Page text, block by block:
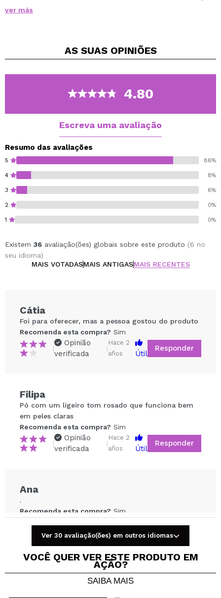
Elimine o brilho e matifique a sua pele com estes pós
fixadores.
Modo de Usar: Aplicar o pó no rosto para fixar
áreas mais oleosas do rosto.
ver más
AS SUAS OPINIÕES
4.80
Escreva uma avaliação
Resumo das avaliações
5 86%
4 8%
3 6%
2 0%
1 0%
Existem 36 avaliação(ões) globais sobre este produto (6 no
seu idioma)
MAIS VOTADASMAIS ANTIGASMAIS RECENTES
Compartilhar um vídeo ou uma foto
Seu vídeo pode ser o primeiro. Imagine isso...
Recomenda esta compra? Sim Não
Cátia
Foi para oferecer, mas a pessoa gostou do produto
Recomenda esta compra? Sim
|
Opinião
verificada
|
Hace 2
años
Útil
Responder
Filipa
Pó com um ligeiro tom rosado que funciona bem
em peles claras
Recomenda esta compra? Sim
|
Opinião
verificada
|
Hace 2
años
Útil
Responder
Ana
.
Recomenda esta compra? Sim
|
verificada
|
años
Útil
Responder
Ana
Ver 30 avaliação(ões) em outros idiomas
VOCÊ QUER VER ESTE PRODUTO EM
AÇÃO?
SAIBA MAIS